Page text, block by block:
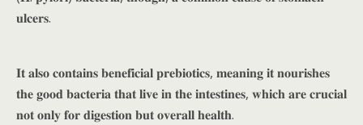
𝐮𝐥𝐜𝐞𝐫𝐬.
𝐈𝐭 𝐚𝐥𝐬𝐨 𝐜𝐨𝐧𝐭𝐚𝐢𝐧𝐬 𝐛𝐞𝐧𝐞𝐟𝐢𝐜𝐢𝐚𝐥 𝐩𝐫𝐞𝐛𝐢𝐨𝐭𝐢𝐜𝐬, 𝐦𝐞𝐚𝐧𝐢𝐧𝐠 𝐢𝐭 𝐧𝐨𝐮𝐫𝐢𝐬𝐡𝐞𝐬
𝐭𝐡𝐞 𝐠𝐨𝐨𝐝 𝐛𝐚𝐜𝐭𝐞𝐫𝐢𝐚 𝐭𝐡𝐚𝐭 𝐥𝐢𝐯𝐞 𝐢𝐧 𝐭𝐡𝐞 𝐢𝐧𝐭𝐞𝐬𝐭𝐢𝐧𝐞𝐬, 𝐰𝐡𝐢𝐜𝐡 𝐚𝐫𝐞 𝐜𝐫𝐮𝐜𝐢𝐚𝐥
𝐧𝐨𝐭 𝐨𝐧𝐥𝐲 𝐟𝐨𝐫 𝐝𝐢𝐠𝐞𝐬𝐭𝐢𝐨𝐧 𝐛𝐮𝐭 𝐨𝐯𝐞𝐫𝐚𝐥𝐥 𝐡𝐞𝐚𝐥𝐭𝐡.